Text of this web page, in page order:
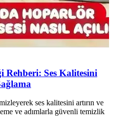
Rehberi: Ses Kalitesini
ses kalitesini artırın ve
ve adımlarla güvenli temizlik